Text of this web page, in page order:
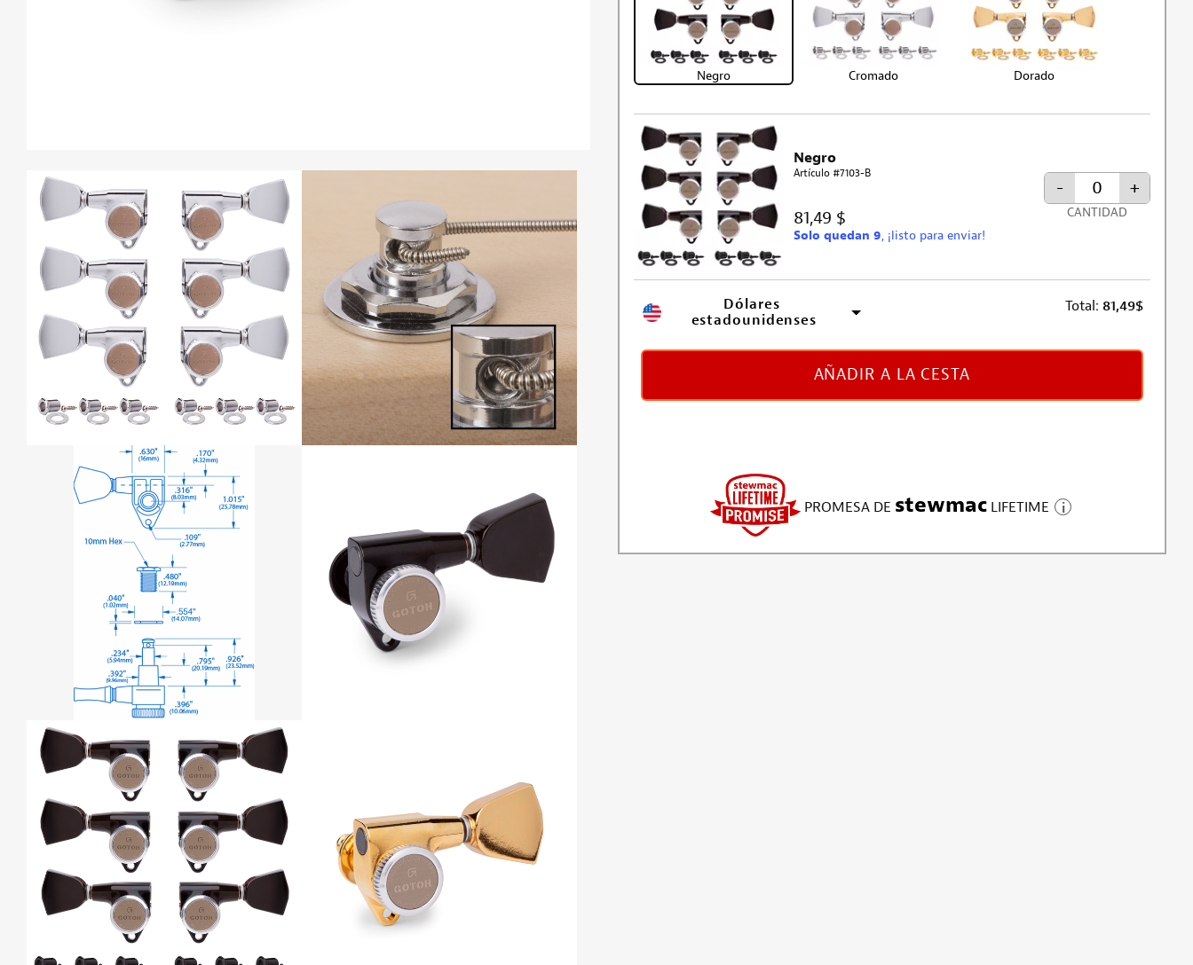
Negro Cromado Dorado
Negro
Artículo #7103-B
81,49 $
Solo quedan 9, ¡listo para enviar!
- +
CANTIDAD
Dólares
estadounidenses
Total: 81,49$
AÑADIR A LA CESTA
PROMESA DE stewmac LIFETIME